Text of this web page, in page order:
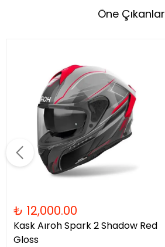
Öne Çıkanlar
₺ 12,000.00
Kask Aıroh Spark 2 Shadow Red
Gloss